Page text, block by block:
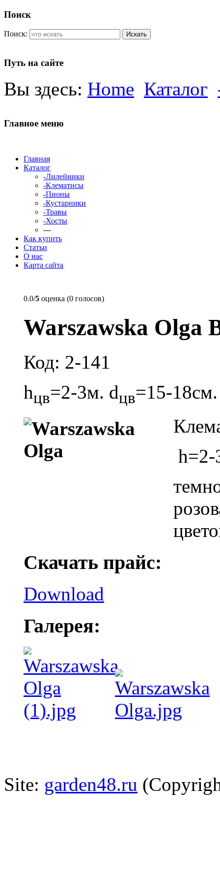
Поиск
Поиск: Искать
Путь на сайте
Вы здесь: Home Каталог
Главное меню
Главная
Каталог
-Лилейники
-Клематисы
-Пионы
-Кустарники
-Травы
-Хосты
---
Как купить
Статьи
О нас
Карта сайта
0.0/5 оценка (0 голосов)
Warszawska Olga
Код: 2-141
hцв=2-3м. dцв=15-18см.
Скачать прайс:
Download
Галерея:
Site: garden48.ru